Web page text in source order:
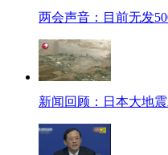
两会声音：目前无发
新闻回顾：日本大地